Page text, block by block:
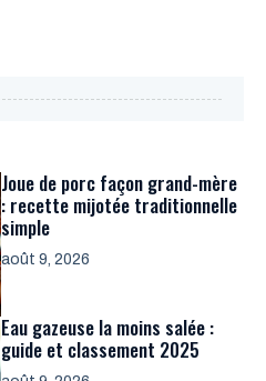
Joue de porc façon grand-mère
: recette mijotée traditionnelle
simple
août 9, 2026
Eau gazeuse la moins salée :
guide et classement 2025